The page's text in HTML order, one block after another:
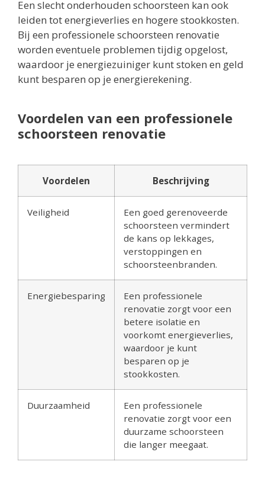
Een slecht onderhouden schoorsteen kan ook
leiden tot energieverlies en hogere stookkosten.
Bij een professionele schoorsteen renovatie
worden eventuele problemen tijdig opgelost,
waardoor je energiezuiniger kunt stoken en geld
kunt besparen op je energierekening.
Voordelen van een professionele
schoorsteen renovatie
Voordelen Beschrijving
Veiligheid
Een goed gerenoveerde
schoorsteen vermindert
de kans op lekkages,
verstoppingen en
schoorsteenbranden.
Energiebesparing
Een professionele
renovatie zorgt voor een
betere isolatie en
voorkomt energieverlies,
waardoor je kunt
besparen op je
stookkosten.
Duurzaamheid
Een professionele
renovatie zorgt voor een
duurzame schoorsteen
die langer meegaat.